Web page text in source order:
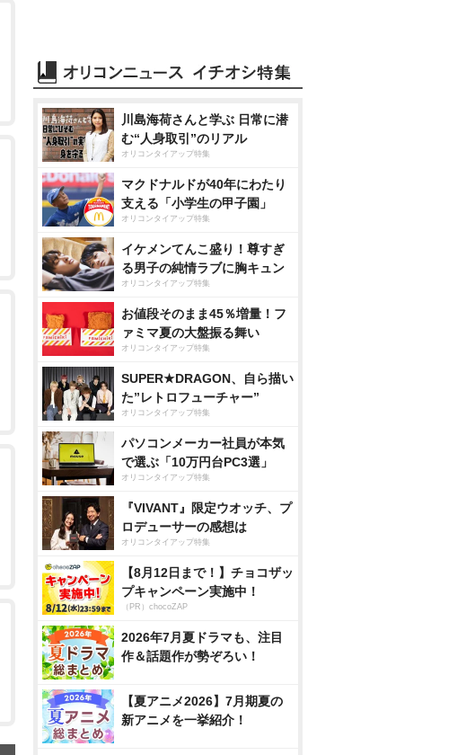
川島海荷さんと学ぶ 日常に潜
む“人身取引”のリアル
オリコンタイアップ特集
マクドナルドが40年にわたり
支える「小学生の甲子園」
オリコンタイアップ特集
イケメンてんこ盛り！尊すぎ
る男子の純情ラブに胸キュン
オリコンタイアップ特集
お値段そのまま45％増量！フ
ァミマ夏の大盤振る舞い
オリコンタイアップ特集
SUPER★DRAGON、自ら描い
た”レトロフューチャー”
オリコンタイアップ特集
パソコンメーカー社員が本気
で選ぶ「10万円台PC3選」
オリコンタイアップ特集
『VIVANT』限定ウオッチ、プ
ロデューサーの感想は
オリコンタイアップ特集
【8月12日まで！】チョコザッ
プキャンペーン実施中！
（PR）chocoZAP
2026年7月夏ドラマも、注目
作＆話題作が勢ぞろい！
【夏アニメ2026】7月期夏の
新アニメを一挙紹介！